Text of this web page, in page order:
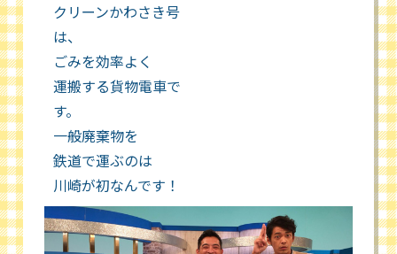
クリーンかわさき号
は、
ごみを効率よく
運搬する貨物電車で
す。
一般廃棄物を
鉄道で運ぶのは
川崎が初なんです！